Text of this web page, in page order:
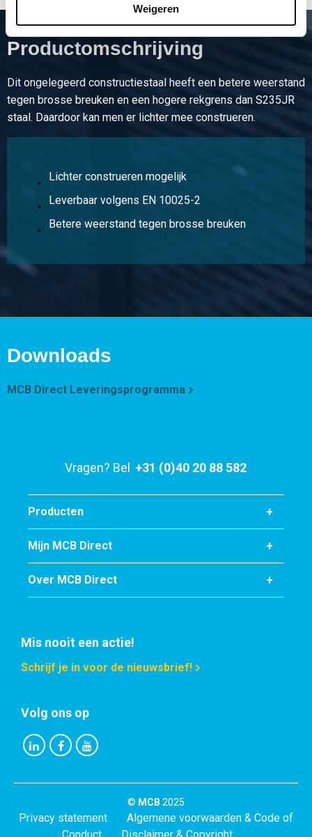
Weigeren
Productomschrijving
Dit ongelegeerd constructiestaal heeft een betere weerstand
tegen brosse breuken en een hogere rekgrens dan S235JR
staal. Daardoor kan men er lichter mee construeren.
Lichter construeren mogelijk
Leverbaar volgens EN 10025-2
Betere weerstand tegen brosse breuken
Downloads
MCB Direct Leveringsprogramma
Vragen? Bel +31 (0)40 20 88 582
Producten
Mijn MCB Direct
Over MCB Direct
Mis nooit een actie!
Schrijf je in voor de nieuwsbrief!
Volg ons op
© MCB 2025
Privacy statement
Algemene voorwaarden & Code of